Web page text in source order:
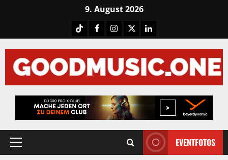
9. August 2026
TiktokFacebook
Instagram
X LinkedIN
Primary
EVENTFOTOS